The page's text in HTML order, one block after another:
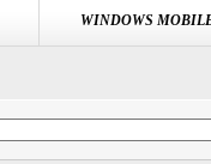
WINDOWS